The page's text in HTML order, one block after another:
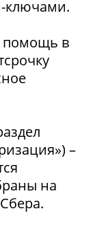
ключами.
помощь в
–
на